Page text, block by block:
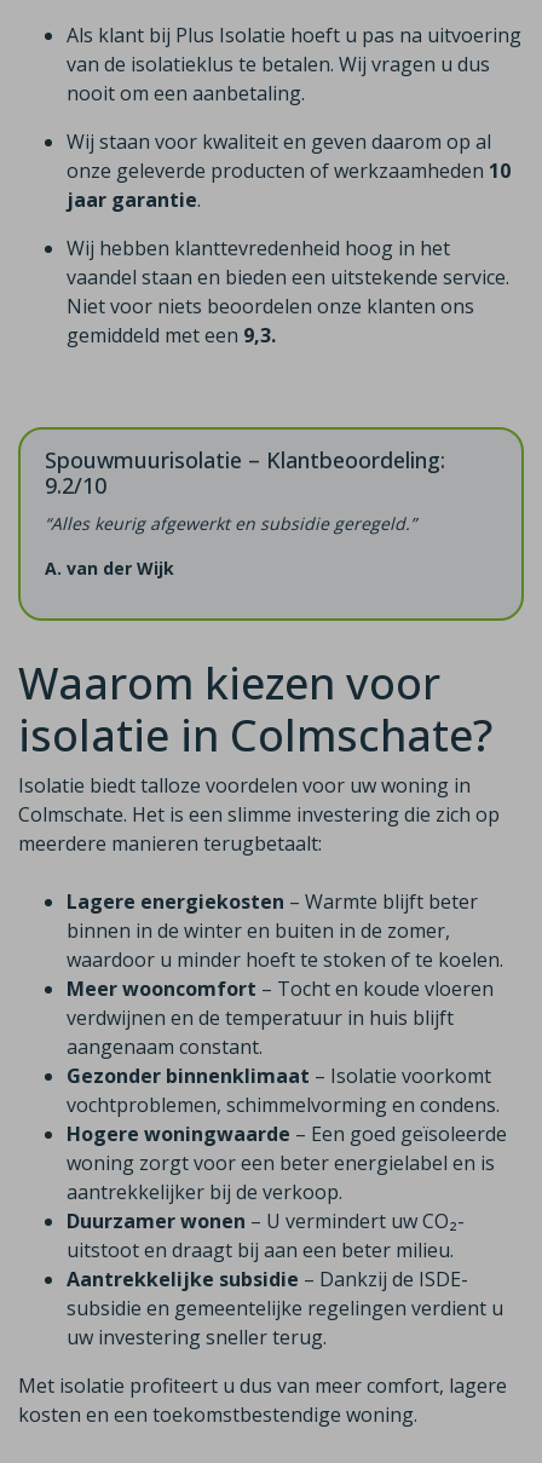
Als klant bij Plus Isolatie hoeft u pas na uitvoering
van de isolatieklus te betalen. Wij vragen u dus
nooit om een aanbetaling.
Wij staan voor kwaliteit en geven daarom op al
onze geleverde producten of werkzaamheden 10
jaar garantie.
Wij hebben klanttevredenheid hoog in het
vaandel staan en bieden een uitstekende service.
Niet voor niets beoordelen onze klanten ons
gemiddeld met een 9,3.
Spouwmuurisolatie – Klantbeoordeling:
9.2/10
“Alles keurig afgewerkt en subsidie geregeld.”
A. van der Wijk
Waarom kiezen voor
isolatie in Colmschate?
Isolatie biedt talloze voordelen voor uw woning in
Colmschate. Het is een slimme investering die zich op
meerdere manieren terugbetaalt:
Lagere energiekosten – Warmte blijft beter
binnen in de winter en buiten in de zomer,
waardoor u minder hoeft te stoken of te koelen.
Meer wooncomfort – Tocht en koude vloeren
verdwijnen en de temperatuur in huis blijft
aangenaam constant.
Gezonder binnenklimaat – Isolatie voorkomt
vochtproblemen, schimmelvorming en condens.
Hogere woningwaarde – Een goed geïsoleerde
woning zorgt voor een beter energielabel en is
aantrekkelijker bij de verkoop.
Duurzamer wonen – U vermindert uw CO₂-
uitstoot en draagt bij aan een beter milieu.
Aantrekkelijke subsidie – Dankzij de ISDE-
subsidie en gemeentelijke regelingen verdient u
uw investering sneller terug.
Met isolatie profiteert u dus van meer comfort, lagere
kosten en een toekomstbestendige woning.